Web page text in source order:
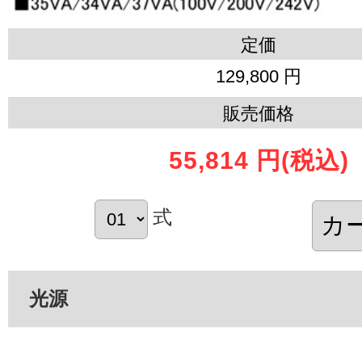
定価
129,800 円
販売価格
55,814 円 (税込)
式
光源